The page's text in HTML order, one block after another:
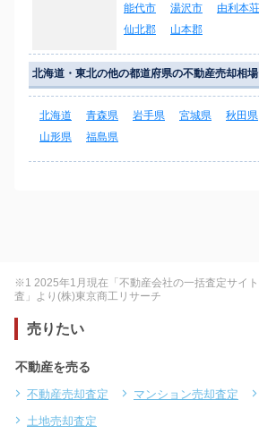
能代市
湯沢市 由利本
仙北郡
山本郡
北海道・東北の他の都道府県の不動産売却相
北海道 青森県 岩手県 宮城県
秋田県
山形県
福島県
※1 2025年1月現在「不動産会社の一括査定サイ
査」より(株)東京商工リサーチ
売りたい
不動産を売る
不動産売却査定 マンション売却査定
土地売却査定